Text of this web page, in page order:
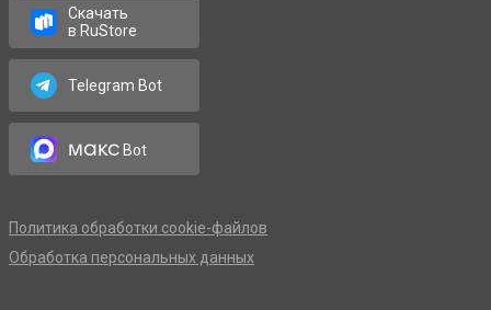
Скачать
в RuStore
Telegram Bot
максBot
Политика обработки cookie-файлов
Обработка персональных данных